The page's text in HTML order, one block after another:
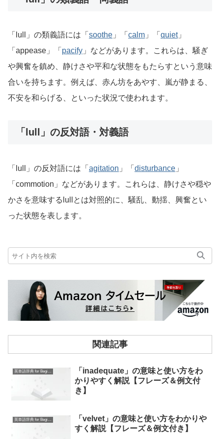
「lull」の類義語には「 soothe 」「 calm 」「 quiet」
「appease」「 pacify 」などがあります。これらは、騒ぎ
や興奮を鎮め、静けさや平和な状態をもたらすという意味
合いを持ちます。例えば、赤ん坊をあやす、嵐が静まる、
不安を和らげる、といった状況で使われます。
「lull」の反対語・対義語
「lull」の反対語には「 agitation 」「 disturbance 」
「commotion」などがあります。これらは、静けさや穏や
かさを意味するlullとは対照的に、騒乱、動揺、興奮とい
った状態を表します。
関連記事
英単語辞典 for Beginners
「inadequate」の意味と使い方をわ
かりやすく解説【フレーズ＆例文付
き】
英単語辞典 for Beginners
「velvet」の意味と使い方をわかりや
すく解説【フレーズ＆例文付き】